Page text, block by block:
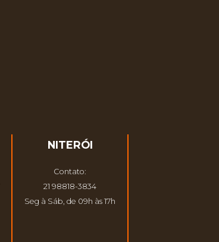
NITERÓI
Contato:
21 98818-3834
Seg à Sáb, de 09h às 17h